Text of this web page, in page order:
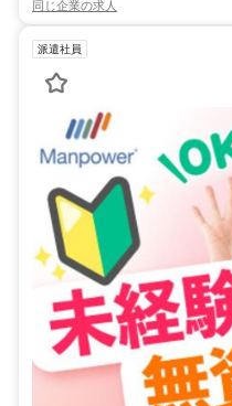
同じ企業の求人
派遣社員